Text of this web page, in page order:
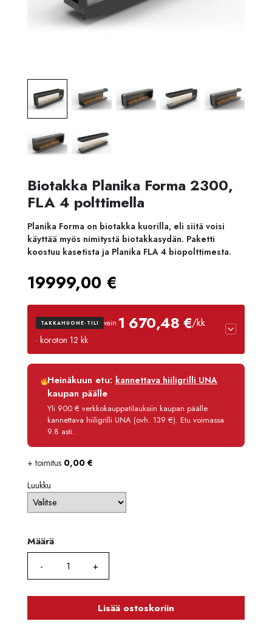
Biotakka Planika Forma 2300,
FLA 4 polttimella
Planika Forma on biotakka kuorilla, eli siitä voisi
käyttää myös nimitystä biotakkasydän. Paketti
koostuu kasetista ja Planika FLA 4 biopolttimesta.
19999,00 €
TAKKAHUONE-TILI vain 1 670,48 €/kk
· koroton 12 kk
Luottoaika
12 kk
Korko
Käsittelymaksu
3,90 €/kk
Maksettava yhteensä
20 045,80 €
Heinäkuun etu: kannettava hiiligrilli UNA
kaupan päälle
Yli 900 € verkkokauppatilauksiin kaupan päälle
kannettava hiiligrilli UNA (ovh. 139 €). Etu voimassa
9.8 asti.
+ toimitus 0,00 €
Luukku
Määrä
Määrä
Lisää ostoskoriin